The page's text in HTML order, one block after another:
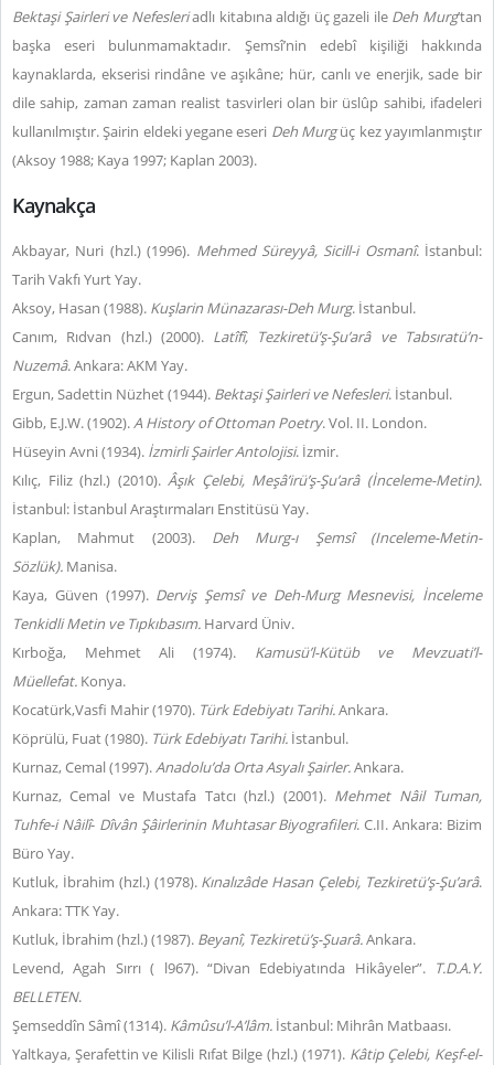
BektaşiŞairleri ve Nefesleriadlı kitabına aldığı üç gazeli ile Deh Murg’tan
başka eseri bulunmamaktadır. Şemsî’nin edebî kişiliği hakkında
kaynaklarda, ekserisi rindâne ve aşıkâne; hür, canlı ve enerjik, sade bir
dile sahip, zaman zaman realist tasvirleri olan bir üslûp sahibi, ifadeleri
kullanılmıştır. Şairin eldeki yegane eseri Deh Murgüç kez yayımlanmıştır
(Aksoy 1988; Kaya 1997; Kaplan 2003).
Kaynakça
Akbayar, Nuri (hzl.) (1996). Mehmed Süreyyâ, Sicill-i Osmanî. İstanbul:
Tarih Vakfı Yurt Yay.
Aksoy, Hasan (1988). Kuşlarin Münazarası-Deh Murg. İstanbul.
Canım, Rıdvan (hzl.) (2000). Latîfî, Tezkiretü’ş-Şu’arâ ve Tabsıratü’n-
Nuzemâ. Ankara: AKM Yay.
Ergun, Sadettin Nüzhet (1944). Bektaşi Şairleri ve Nefesleri. İstanbul.
Gibb, E.J.W. (1902).A History of Ottoman Poetry. Vol. II. London.
Hüseyin Avni (1934). İzmirli Şairler Antolojisi. İzmir.
Kılıç, Filiz (hzl.) (2010). Âşık Çelebi, Meşâ’irü’ş-Şu’arâ (İnceleme-Metin).
İstanbul: İstanbul Araştırmaları Enstitüsü Yay.
Kaplan, Mahmut (2003). Deh Murg-ı Şemsî (Inceleme-Metin-
Sözlük). Manisa.
Kaya, Güven (1997). Derviş Şemsîve Deh-Murg Mesnevisi, İnceleme
Tenkidli Metin ve Tıpkıbasım. Harvard Üniv.
Kırboğa, Mehmet Ali (1974). Kamusü’l-Kütüb ve Mevzuati’l-
Müellefat. Konya.
Kocatürk,Vasfi Mahir (1970). TürkEdebiyatı Tarihi.Ankara.
Köprülü, Fuat (1980). TürkEdebiyatı Tarihi. İstanbul.
Kurnaz, Cemal (1997).Anadolu’da Orta Asyalı Şairler.Ankara.
Kurnaz, Cemal ve Mustafa Tatcı (hzl.) (2001). Mehmet Nâil Tuman,
Tuhfe-i Nâilî- Dîvân Şâirlerinin Muhtasar Biyografileri. C.II. Ankara: Bizim
Büro Yay.
Kutluk, İbrahim (hzl.) (1978). Kınalızâde Hasan Çelebi, Tezkiretü’ş-Şu’arâ.
Ankara: TTK Yay.
Kutluk, İbrahim (hzl.) (1987). Beyanî, Tezkiretü’ş-Şuarâ.Ankara.
Levend, Agah Sırrı ( l967). “Divan Edebiyatında Hikâyeler”. T.D.A.Y.
BELLETEN.
Şemseddîn Sâmî (1314). Kâmûsu’l-A’lâm. İstanbul: Mihrân Matbaası.
Yaltkaya, Şerafettin ve Kilisli Rıfat Bilge (hzl.) (1971). Kâtip Çelebi, Keşf-el-